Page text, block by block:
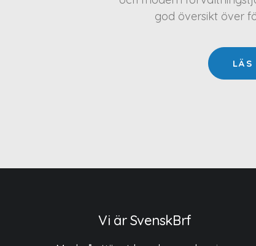
god översikt över
LÄS
Vi är SvenskBrf